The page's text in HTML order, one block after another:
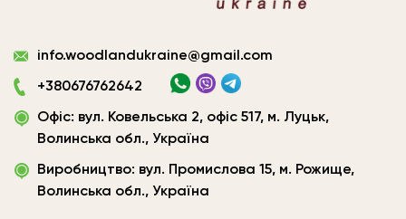
Виготовлення
матеріалів
|
ТОВ
України»
info.woodlandukraine@gmail.com
+380676762642
Офіс: вул. Ковельська 2, офіс 517, м. Луцьк,
Волинська обл., Україна
Виробництво: вул. Промислова 15, м. Рожище,
Волинська обл., Україна